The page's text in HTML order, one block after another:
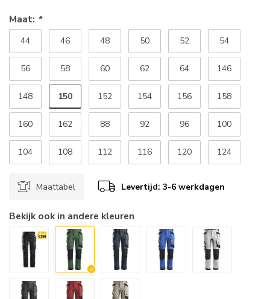
Maat: *
44 46 48 50 52 54
56 58 60 62 64 146
148 150 152 154 156 158
160 162 88 92 96 100
104 108 112 116 120 124
Maattabel Levertijd: 3-6 werkdagen
Bekijk ook in andere kleuren